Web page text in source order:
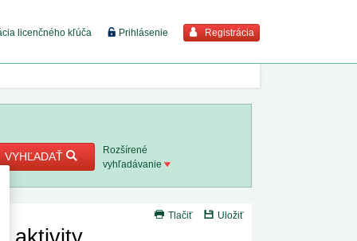
licenčného kľúča Prihlásenie Registrácia
viac
8. 2026
VYHĽADAŤ
Rozšírené
vyhľadávanie
Tlačiť
Uložiť